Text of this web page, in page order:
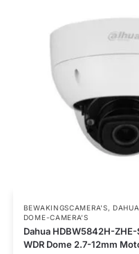
BEWAKINGSCAMERA'S,DAHUA
DOME-CAMERA’S
Dahua HDBW5842H-ZHE-
WDR Dome 2.7-12mm